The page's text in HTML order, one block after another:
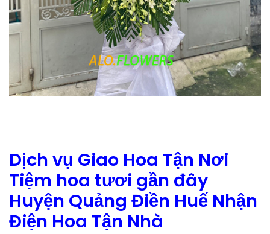
Dịch vụ Giao Hoa Tận Nơi
Tiệm hoa tươi gần đây
Huyện Quảng Điền Huế Nhận
Điện Hoa Tận Nhà